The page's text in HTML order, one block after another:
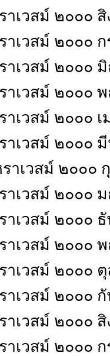
าเวสม์ ๒๐๐๐
าเวสม์ ๒๐๐๐
าเวสม์ ๒๐๐๐
าเวสม์ ๒๐๐๐
าเวสม์ ๒๐๐๐
าเวสม์ ๒๐๐๐
ราเวสม์ ๒๐๐
าเวสม์ ๒๐๐๐
าเวสม์ ๒๐๐๐
าเวสม์ ๒๐๐๐
าเวสม์ ๒๐๐๐
าเวสม์ ๒๐๐๐
าเวสม์ ๒๐๐๐
าเวสม์ ๒๐๐๐